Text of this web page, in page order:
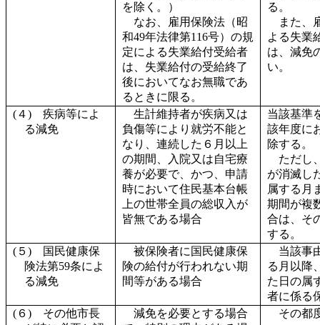
を除く。）
なお、雇用保険法（昭
和49年法律第116号）の規
定による失業給付受給者
は、失業給付の受給終了
後においてなお無職であ
るときに限る。
る。
また、
よる失業
は、減免
い。
(４) 疾病等によ
る減免
生計維持者が疾病又は
負傷等により就労不能と
なり、連続した６月以上
の期間、入院又は自宅療
養が必要で、かつ、申請
時において住民基本台帳
上の世帯全員の総収入が
皆無である場合
当該基準
該年度に
除する。
ただし
が消滅し
属する月
期間が複
合は、そ
する。
(５) 国民健康保
険法第59条によ
る減免
被保険者に国民健康保
険の給付が行われない期
間等がある場合
当該事
る月以降
た日の属
者に係る
(６) その他市長
減免を必要とする場合
その都